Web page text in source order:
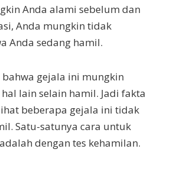
Anda alami sebelum dan
Anda mungkin tidak
Anda sedang hamil.
gejala ini mungkin
lain selain hamil. Jadi fakta
beberapa gejala ini tidak
Satu-satunya cara untuk
dengan tes kehamilan.